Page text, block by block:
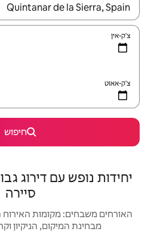
לנווט עם מקשי החיצים למעלה ולמטה או
גבוה בקינטנר דה לה
האלה מקבלים דירוג גבוה
וקריטריונים נוספים.